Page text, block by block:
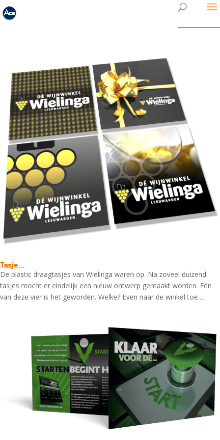
Tasje…
De plastic draagtasjes van Wielinga waren op. Na zoveel duizend
tasjes mocht er eindelijk een nieuw ontwerp gemaakt worden. Eén
van deze vier is het geworden. Welke? Even naar de winkel toe….